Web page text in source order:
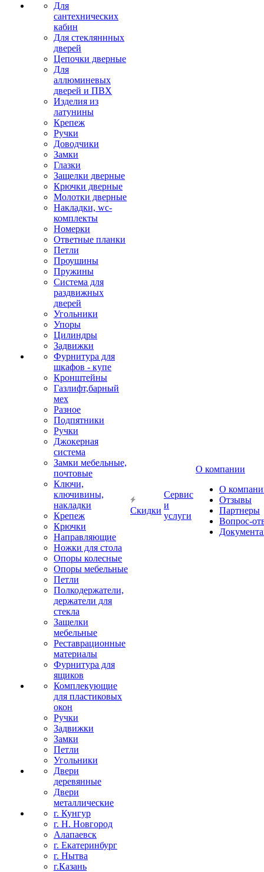
Для
сантехнических
кабин
Для стекляннных
дверей
Цепочки дверные
Для
аллюминевых
дверей и ПВХ
Изделия из
латунины
Крепеж
Ручки
Доводчики
Замки
Глазки
Защелки дверные
Крючки дверные
Молотки дверные
Накладки, wc-
комплекты
Номерки
Ответные планки
Петли
Проушины
Пружины
Система для
раздвижных
дверей
Угольники
Упоры
Цилиндры
Задвижки
Фурнитура для
шкафов - купе
Кронштейны
Газлифт,барный
мех
Разное
Подпятники
Ручки
Джокерная
система
Замки мебельные,
почтовые
Ключи,
ключивины,
накладки
Крепеж
Крючки
Направляющие
Ножки для стола
Опоры колесные
Опоры мебельные
Петли
Полкодержатели,
держатели для
стекла
Защелки
мебельные
Реставрационные
материалы
Фурнитура для
ящиков
Комплекующие
для пластиковых
окон
Ручки
Задвижки
Замки
Петли
Угольники
Двери
деревянные
Двери
металлические
г. Кунгур
г. Н. Новгород
Алапаевск
г. Екатеринбург
г. Нытва
г.Казань
Скидки
Сервис
и
услуги
О компании
О
Отзывы
Партнеры
Вопрос-